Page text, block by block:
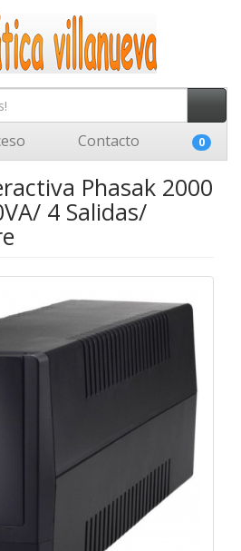
Contacto 0
Phasak 2000
4 Salidas/